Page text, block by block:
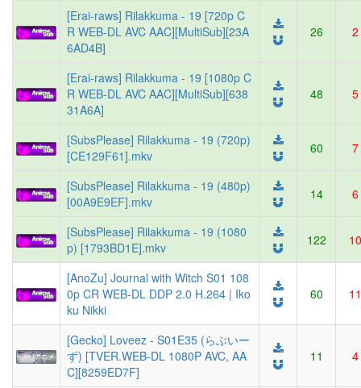
[Erai-raws] Rilakkuma - 19 [720p C
R WEB-DL AVC AAC][MultiSub][23A
6AD4B]
26 2
[Erai-raws] Rilakkuma - 19 [1080p C
R WEB-DL AVC AAC][MultiSub][638
31A6A]
48 5
[SubsPlease] Rilakkuma - 19 (720p)
[CE129F61].mkv
60 7
[SubsPlease] Rilakkuma - 19 (480p)
[00A9E9EF].mkv
14 6
[SubsPlease] Rilakkuma - 19 (1080
p) [1793BD1E].mkv
122 10
[AnoZu] Journal with Witch S01 108
0p CR WEB-DL DDP 2.0 H.264 | Iko
ku Nikki
60 11
[Gecko] Loveez - S01E35 (らぶいー
ず) [TVER.WEB-DL 1080P AVC, AA
C][8259ED7F]
11 4